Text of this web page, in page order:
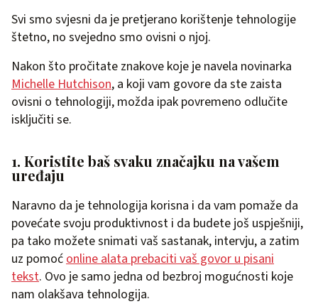
Svi smo svjesni da je pretjerano korištenje tehnologije
štetno, no svejedno smo ovisni o njoj.
Nakon što pročitate znakove koje je navela novinarka
Michelle Hutchison, a koji vam govore da ste zaista
ovisni o tehnologiji, možda ipak povremeno odlučite
isključiti se.
1. Koristite baš svaku značajku na vašem
uređaju
Naravno da je tehnologija korisna i da vam pomaže da
povećate svoju produktivnost i da budete još uspješniji,
pa tako možete snimati vaš sastanak, intervju, a zatim
uz pomoć online alata prebaciti vaš govor u pisani
tekst. Ovo je samo jedna od bezbroj mogućnosti koje
nam olakšava tehnologija.